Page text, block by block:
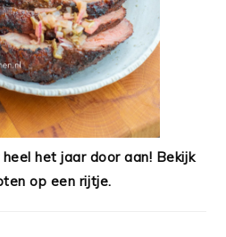
het jaar door aan! Bekijk
op een rijtje.